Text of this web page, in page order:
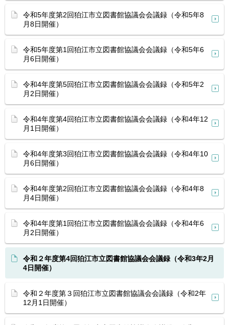
令和5年度第2回狛江市立図書館協議会会議録（令和5年8
月8日開催）
令和5年度第1回狛江市立図書館協議会会議録（令和5年6
月6日開催）
令和4年度第5回狛江市立図書館協議会会議録（令和5年2
月2日開催）
令和4年度第4回狛江市立図書館協議会会議録（令和4年12
月1日開催）
令和4年度第3回狛江市立図書館協議会会議録（令和4年10
月6日開催）
令和4年度第2回狛江市立図書館協議会会議録（令和4年8
月4日開催）
令和4年度第1回狛江市立図書館協議会会議録（令和4年6
月2日開催）
令和２年度第4回狛江市立図書館協議会会議録（令和3年2月
4日開催）
令和２年度第３回狛江市立図書館協議会会議録（令和2年
12月1日開催）